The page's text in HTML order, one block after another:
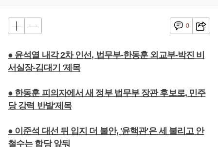
0
● 윤석열 내각 2차 인선, 법무부-한동훈 외교부-박진 비
서실장-김대기 '제목
● 한동훈 피의자에서 새 정부 법무부 장관 후보로, 민주
당 강력 반발'제목
● 이준석 대선 뒤 입지 더 불안, '윤핵관'은 세 불리고 안
철수는 합당 앞둬